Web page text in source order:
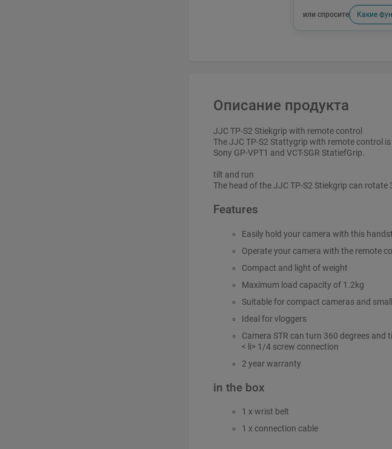
или спросите Какие
Описание продукта
JJC TP-S2 Stiekgrip with remote control
The JJC TP-S2 Stattygrip with remote control
Sony GP-VPT1 and VCT-SGR StatiefGrip.
tilt and run
The head of the JJC TP-S2 Stiekgrip can rotate
Features
Easily hold your camera with this
Operate your camera with the remote
Compact and light of weight
Maximum load capacity of 1.2kg
Suitable for compact cameras and
Ideal for vloggers
Camera STR can turn 360 degrees and
< li> 1/4 screw connection
2 year warranty
in the box
1 x wrist belt
1 x connection cable